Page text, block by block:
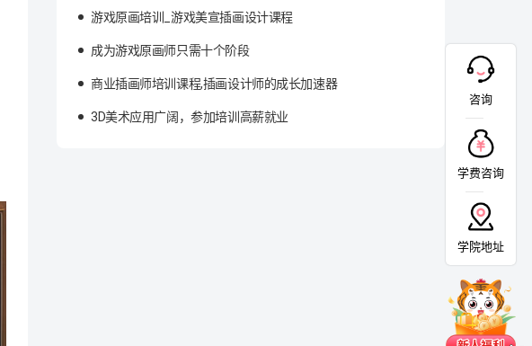
游戏原画培训_游戏美宣插画设计课程
成为游戏原画师只需十个阶段
商业插画师培训课程,插画设计师的成长加速器
3D美术应用广阔，参加培训高薪就业
咨询
学费咨询
学院地址